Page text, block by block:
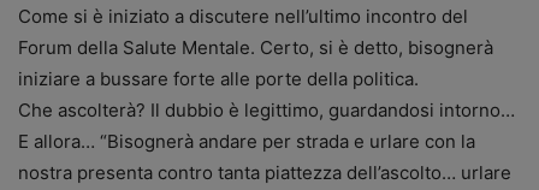
Come si è iniziato a discutere nell’ultimo incontro del
Forum della Salute Mentale. Certo, si è detto, bisognerà
iniziare a bussare forte alle porte della politica.
Che ascolterà? Il dubbio è legittimo, guardandosi intorno…
E allora… “Bisognerà andare per strada e urlare con la
nostra presenta contro tanta piattezza dell’ascolto… urlare